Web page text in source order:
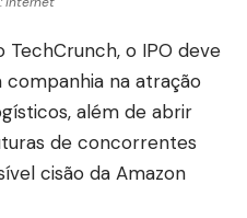
TechCrunch, o IPO deve
na atração
além de abrir
de concorrentes
cisão da Amazon